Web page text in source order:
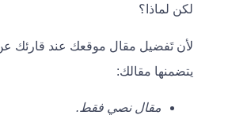
لكن لماذا؟
لأن تَفضيل مقال موقعك عند قارئك عن
يتضمنها مقالك:
مقال نصي فقط.